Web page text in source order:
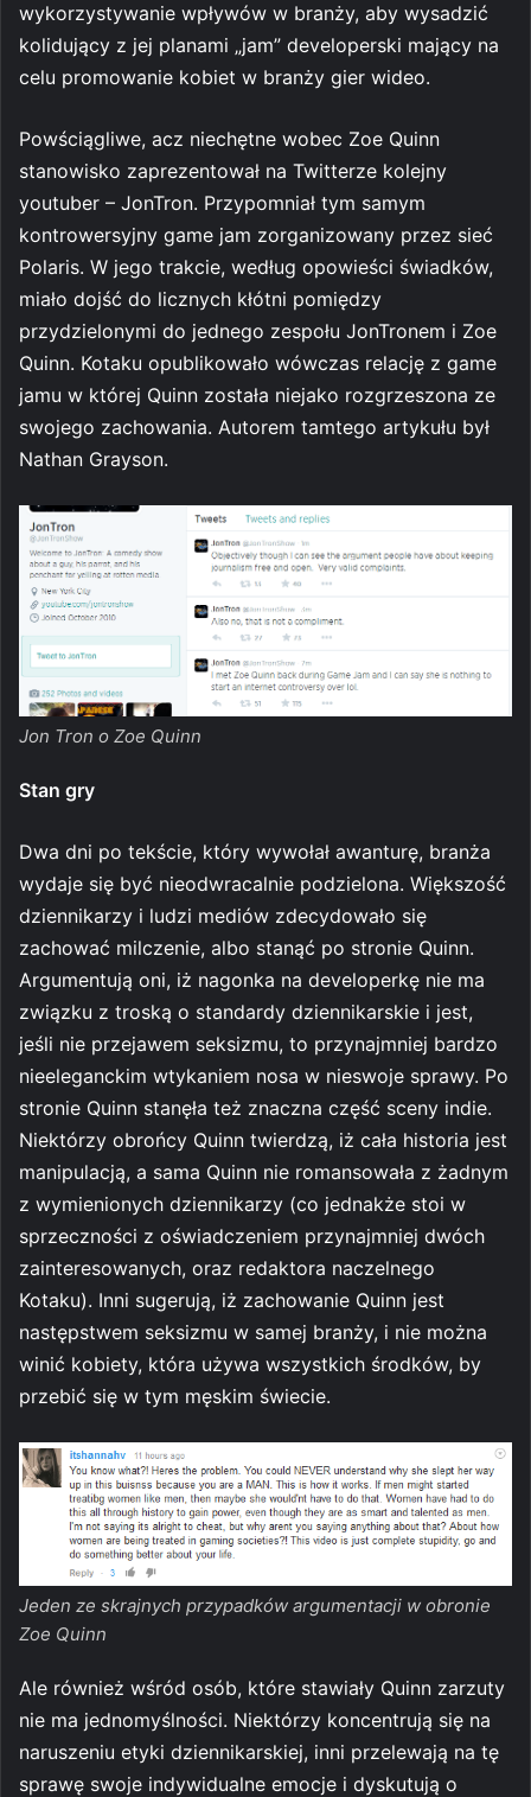
wykorzystywanie wpływów w branży, aby wysadzić
kolidujący z jej planami „jam” developerski mający na
celu promowanie kobiet w branży gier wideo.
Powściągliwe, acz niechętne wobec Zoe Quinn
stanowisko zaprezentował na Twitterze kolejny
youtuber – JonTron. Przypomniał tym samym
kontrowersyjny game jam zorganizowany przez sieć
Polaris. W jego trakcie, według opowieści świadków,
miało dojść do licznych kłótni pomiędzy
przydzielonymi do jednego zespołu JonTronem i Zoe
Quinn. Kotaku opublikowało wówczas relację z game
jamu w której Quinn została niejako rozgrzeszona ze
swojego zachowania. Autorem tamtego artykułu był
Nathan Grayson.
Jon Tron o Zoe Quinn
Stan gry
Dwa dni po tekście, który wywołał awanturę, branża
wydaje się być nieodwracalnie podzielona. Większość
dziennikarzy i ludzi mediów zdecydowało się
zachować milczenie, albo stanąć po stronie Quinn.
Argumentują oni, iż nagonka na developerkę nie ma
związku z troską o standardy dziennikarskie i jest,
jeśli nie przejawem seksizmu, to przynajmniej bardzo
nieeleganckim wtykaniem nosa w nieswoje sprawy. Po
stronie Quinn stanęła też znaczna część sceny indie.
Niektórzy obrońcy Quinn twierdzą, iż cała historia jest
manipulacją, a sama Quinn nie romansowała z żadnym
z wymienionych dziennikarzy (co jednakże stoi w
sprzeczności z oświadczeniem przynajmniej dwóch
zainteresowanych, oraz redaktora naczelnego
Kotaku). Inni sugerują, iż zachowanie Quinn jest
następstwem seksizmu w samej branży, i nie można
winić kobiety, która używa wszystkich środków, by
przebić się w tym męskim świecie.
Jeden ze skrajnych przypadków argumentacji w obronie
Zoe Quinn
Ale również wśród osób, które stawiały Quinn zarzuty
nie ma jednomyślności. Niektórzy koncentrują się na
naruszeniu etyki dziennikarskiej, inni przelewają na tę
sprawę swoje indywidualne emocje i dyskutują o